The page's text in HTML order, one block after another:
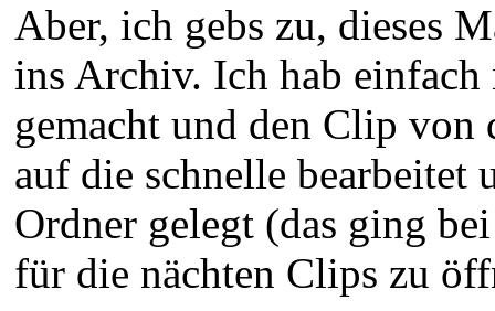
Aber, ich gebs zu, dieses
ins Archiv. Ich hab
gemacht und den Clip von
auf die schnelle bearbeitet
Ordner gelegt (das ging
für die nächten Clips zu